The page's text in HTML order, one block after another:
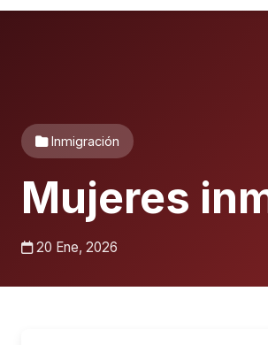
Inmigración
Mujeres
20 Ene, 2026